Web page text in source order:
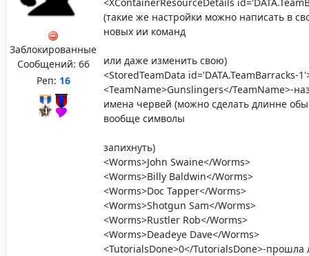
Заблокированные
Сообщений: 66
Реп: 16
(такие же настройки можно написать в
новых ии команд
или даже изменить свою)
<StoredTeamData id='DATA.TeamBarracks-
<TeamName>Gunslingers</TeamName>-
имена червей (можно сделать длинне
вообще символы
запихнуть)
<Worms>John Swaine</Worms>
<Worms>Billy Baldwin</Worms>
<Worms>Doc Tapper</Worms>
<Worms>Shotgun Sam</Worms>
<Worms>Rustler Rob</Worms>
<Worms>Deadeye Dave</Worms>
<TutorialsDone>0</TutorialsDone>-прошла